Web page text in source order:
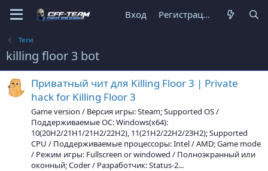
Вход Регистрация
Теги
killing floor 3 bot
Приватный чит для Killing Floor 3 | Private
hack for Killing Floor 3
Game version / Версия игры: Steam; Supported OS /
Поддерживаемые ОС: Windows(x64):
10(20H2/21H1/21H2/22H2), 11(21H2/22H2/23H2); Supported
CPU / Поддерживаемые процессоры: Intel / AMD; Game mode
/ Режим игры: Fullscreen or windowed / Полноэкранный или
оконный; Coder / Разработчик: Status-2...